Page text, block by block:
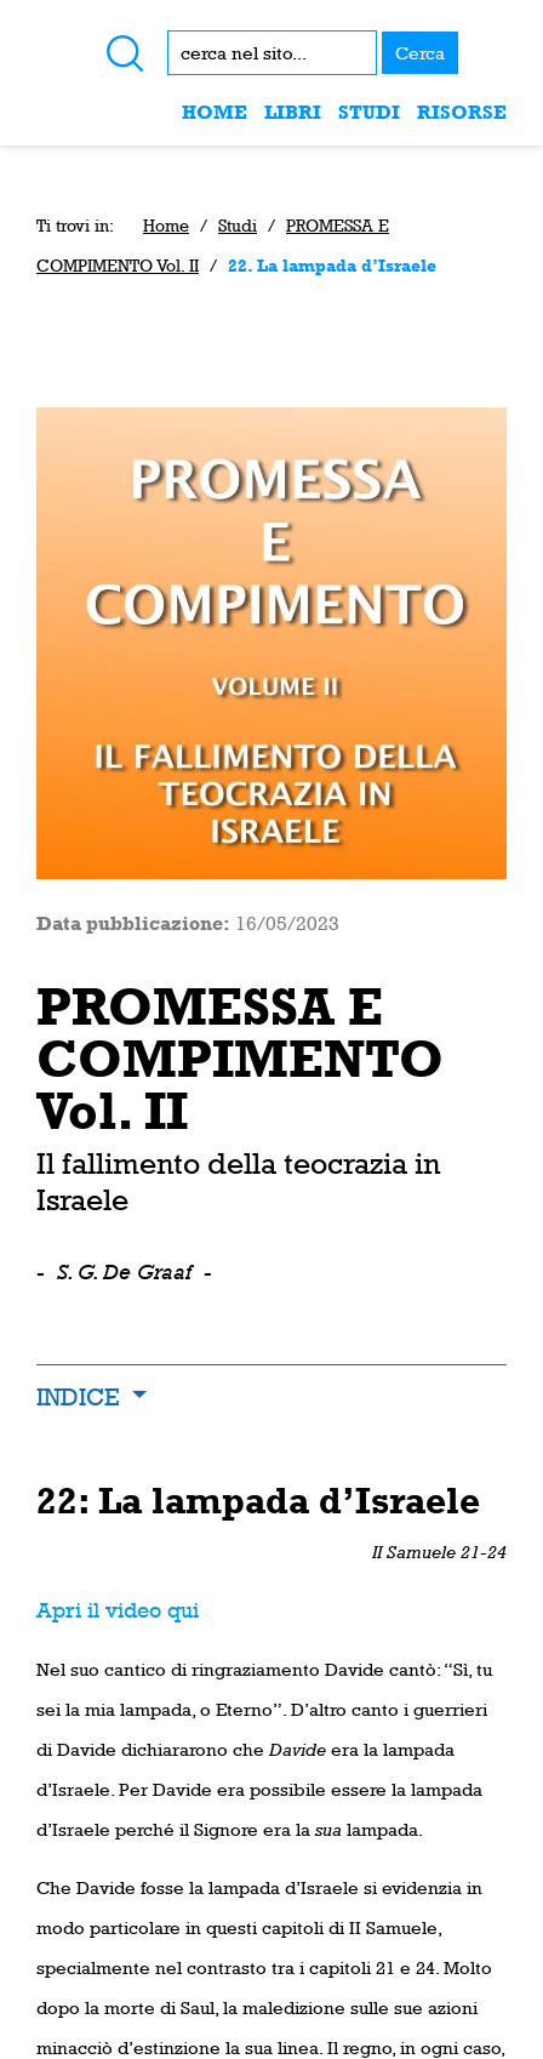
Cerca
HOME LIBRI STUDI RISORSE
Ti trovi in: Home / Studi / PROMESSA E
COMPIMENTO Vol. II / 22. La lampada d’Israele
Data pubblicazione: 16/05/2023
PROMESSA E
COMPIMENTO
Vol. II
Il fallimento della teocrazia in
Israele
- S. G. De Graaf -
INDICE
22: La lampada d’Israele
II Samuele 21-24
Apri il video qui
Nel suo cantico di ringraziamento Davide cantò: “Sì, tu
sei la mia lampada, o Eterno”. D’altro canto i guerrieri
di Davide dichiararono che Davide era la lampada
d’Israele. Per Davide era possibile essere la lampada
d’Israele perché il Signore era la sua lampada.
Che Davide fosse la lampada d’Israele si evidenzia in
modo particolare in questi capitoli di II Samuele,
specialmente nel contrasto tra i capitoli 21 e 24. Molto
dopo la morte di Saul, la maledizione sulle sue azioni
minacciò d’estinzione la sua linea. Il regno, in ogni caso,